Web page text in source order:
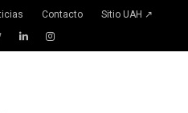
Contacto Sitio UAH ↗
TwitterLinkedInInstagram